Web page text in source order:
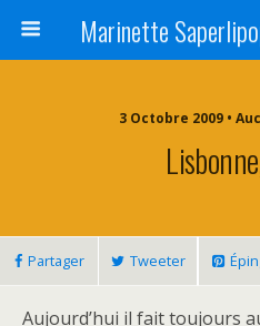
3 Octobre 2009 •
Partager Tweeter
Aujourd’hui il fait toujours